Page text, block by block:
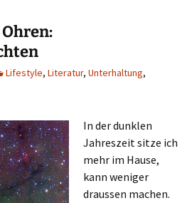
Lifestyle, Literatur, Unterhaltung,
In der dunklen
Jahreszeit sitze ich
mehr im Hause,
kann weniger
draussen machen.